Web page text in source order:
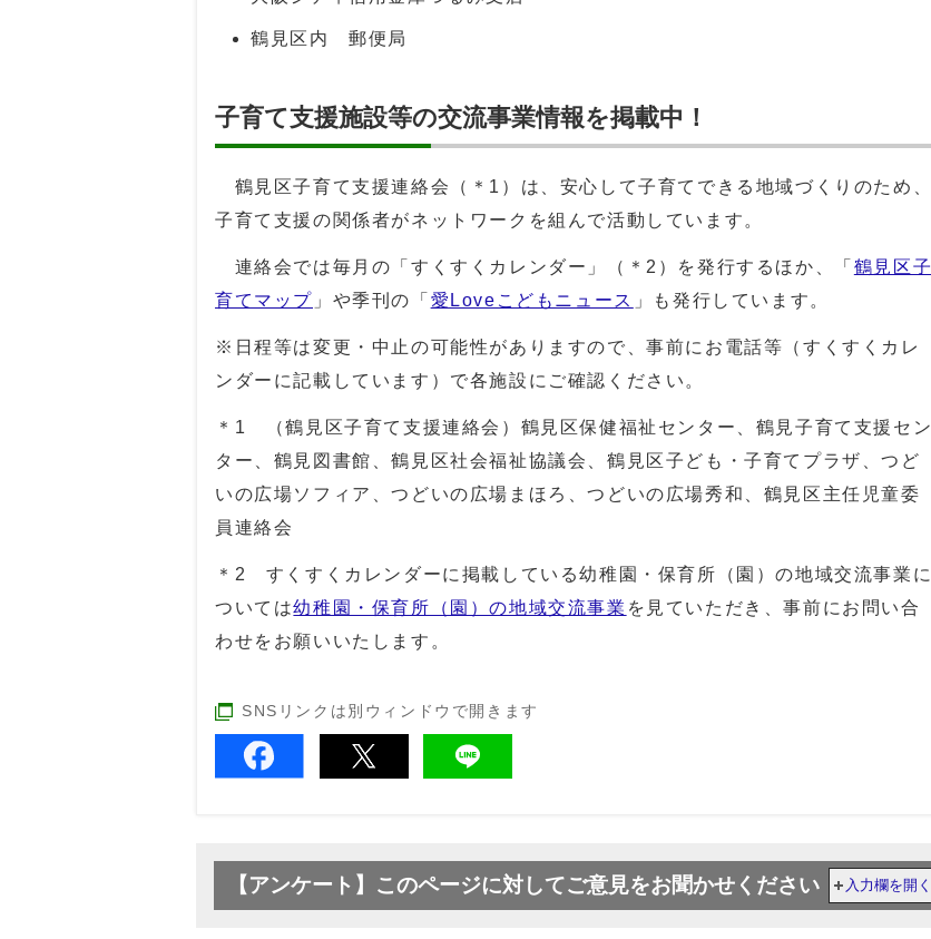
鶴見区内 郵便局
子育て支援施設等の交流事業情報を掲載中！
鶴見区子育て支援連絡会（＊1）は、安心して子育てできる地域づくりのため、
子育て支援の関係者がネットワークを組んで活動しています。
連絡会では毎月の「すくすくカレンダー」（＊2）を発行するほか、「 鶴見区子
育てマップ 」や季刊の「 愛Loveこどもニュース 」も発行しています。
※日程等は変更・中止の可能性がありますので、事前にお電話等（すくすくカレ
ンダーに記載しています）で各施設にご確認ください。
＊1 （鶴見区子育て支援連絡会）鶴見区保健福祉センター、鶴見子育て支援セン
ター、鶴見図書館、鶴見区社会福祉協議会、鶴見区子ども・子育てプラザ、つど
いの広場ソフィア、つどいの広場まほろ、つどいの広場秀和、鶴見区主任児童委
員連絡会
＊2 すくすくカレンダーに掲載している幼稚園・保育所（園）の地域交流事業に
ついては幼稚園・保育所（園）の地域交流事業 を見ていただき、事前にお問い合
わせをお願いいたします。
SNSリンクは別ウィンドウで開きます
【アンケート】このページに対してご意見をお聞かせください 入力欄を開く